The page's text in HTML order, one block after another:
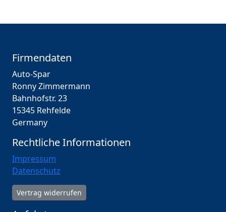
Firmendaten
Auto-Spar
Ronny Zimmermann
Bahnhofstr. 23
15345 Rehfelde
Germany
Rechtliche Informationen
Impressum
Datenschutz
Vertrag widerrufen